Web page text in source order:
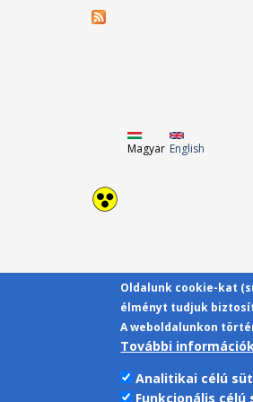
Magyar English
Oldalunk cookie-kat
élményt tudjuk
A weboldalunkon
További
Analitikai célú
Funkcionális célú